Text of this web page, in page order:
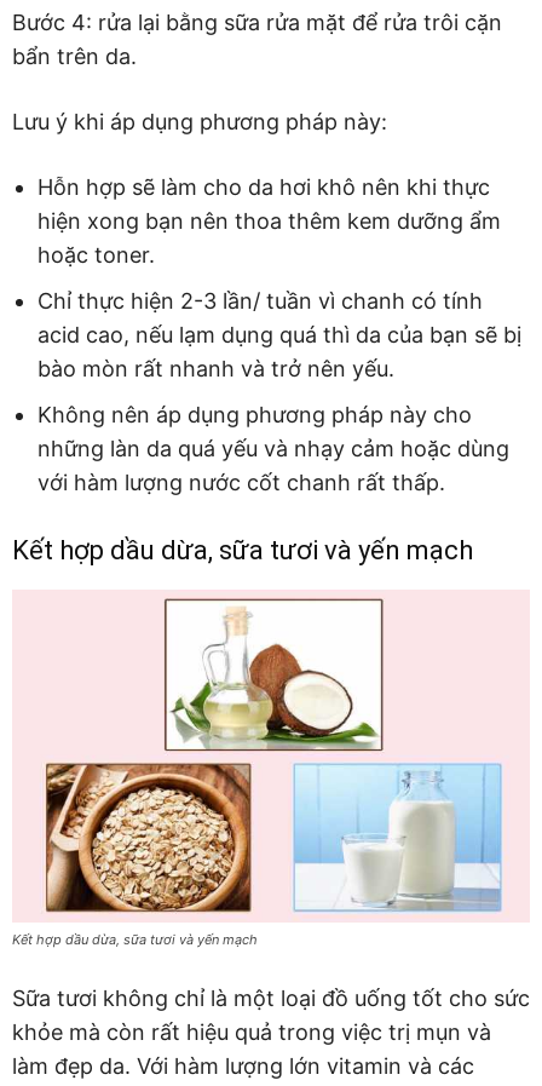
Bước 4: rửa lại bằng sữa rửa mặt để rửa trôi cặn
bẩn trên da.
Lưu ý khi áp dụng phương pháp này:
Hỗn hợp sẽ làm cho da hơi khô nên khi thực
hiện xong bạn nên thoa thêm kem dưỡng ẩm
hoặc toner.
Chỉ thực hiện 2-3 lần/ tuần vì chanh có tính
acid cao, nếu lạm dụng quá thì da của bạn sẽ bị
bào mòn rất nhanh và trở nên yếu.
Không nên áp dụng phương pháp này cho
những làn da quá yếu và nhạy cảm hoặc dùng
với hàm lượng nước cốt chanh rất thấp.
Kết hợp dầu dừa, sữa tươi và yến mạch
Kết hợp dầu dừa, sữa tươi và yến mạch
Sữa tươi không chỉ là một loại đồ uống tốt cho sức
khỏe mà còn rất hiệu quả trong việc trị mụn và
làm đẹp da. Với hàm lượng lớn vitamin và các